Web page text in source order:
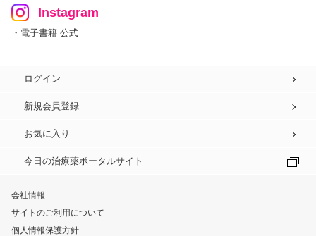
Instagram
・電子書籍 公式
ログイン
新規会員登録
お気に入り
今日の治療薬ポータルサイト
会社情報
サイトのご利用について
個人情報保護方針